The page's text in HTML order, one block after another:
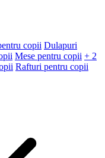
copii Dulapuri
Mese pentru copii + 2
Rafturi pentru copii